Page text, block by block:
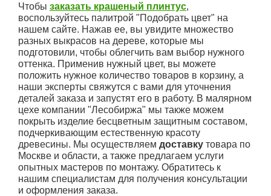
Чтобы заказать крашеный плинтус,
воспользуйтесь палитрой "Подобрать цвет" на
нашем сайте. Нажав ее, вы увидите множество
разных выкрасов на дереве, которые мы
подготовили, чтобы облегчить вам выбор нужного
оттенка. Применив нужный цвет, вы можете
положить нужное количество товаров в корзину, а
наши эксперты свяжутся с вами для уточнения
деталей заказа и запустят его в работу. В малярном
цехе компании "Лесобиржа" мы также можем
покрыть изделие бесцветным защитным составом,
подчеркивающим естественную красоту
древесины. Мы осуществляем доставку товара по
Москве и области, а также предлагаем услуги
опытных мастеров по монтажу. Обратитесь к
нашим специалистам для получения консультации
и оформления заказа.